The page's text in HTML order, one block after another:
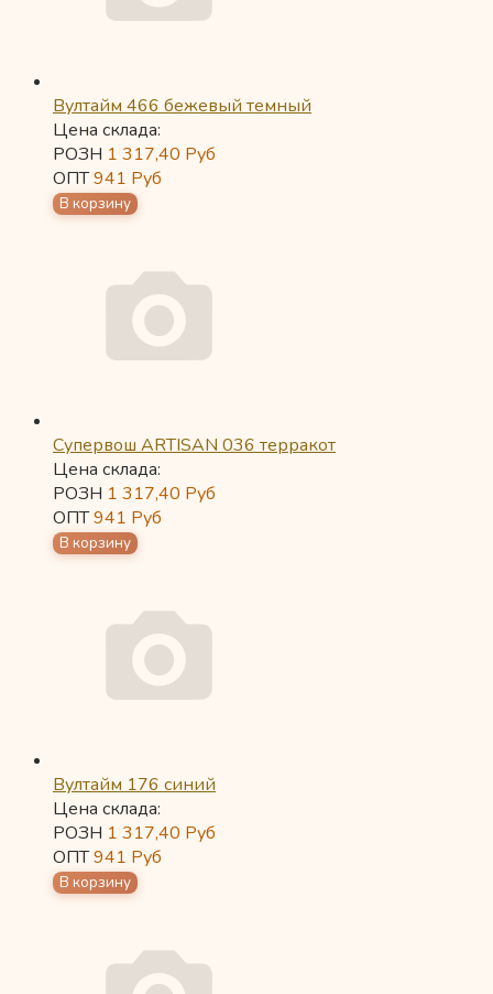
Вултайм 466 бежевый темный
Цена склада:
РОЗН 1 317,40 Руб
ОПТ941 Руб
Супервош ARTISAN 036 терракот
Цена склада:
РОЗН 1 317,40 Руб
ОПТ941 Руб
Вултайм 176 синий
Цена склада:
РОЗН 1 317,40 Руб
ОПТ941 Руб